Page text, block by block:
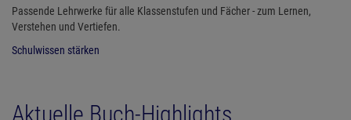
Passende Lehrwerke für alle Klassenstufen und Fächer - zum Lernen,
Verstehen und Vertiefen.
Schulwissen stärken
Aktuelle Buch-Highlights